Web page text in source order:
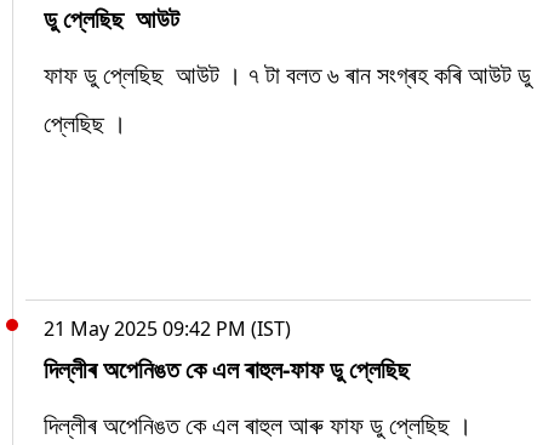
ডু প্লেছিছ আউট
ফাফ ডু প্লেছিছ আউট । ৭ টা বলত ৬ ৰান সংগ্ৰহ কৰি আউট ডু
প্লেছিছ ।
21 May 2025 09:42 PM (IST)
দিল্লীৰ অপেনিঙত কে এল ৰাহুল-ফাফ ডু প্লেছিছ
দিল্লীৰ অপেনিঙত কে এল ৰাহুল আৰু ফাফ ডু প্লেছিছ ।